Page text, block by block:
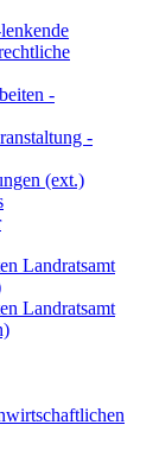
-
-
(ext.)
Landratsamt
Landratsamt